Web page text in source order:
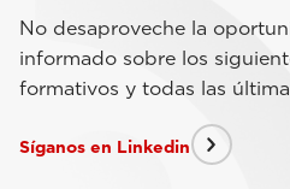
No desaproveche la
informado sobre los
formativos y todas las
Síganos en Linkedin